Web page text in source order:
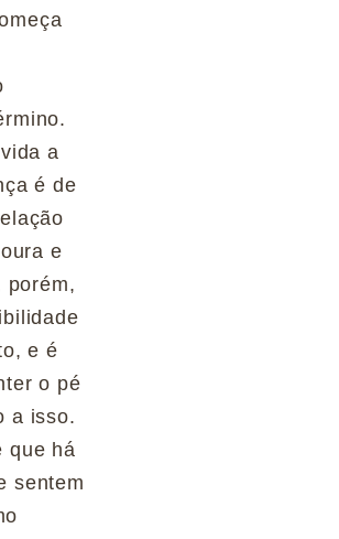
a
é de
e
porém,
e é
o pé
a isso.
que há
sentem